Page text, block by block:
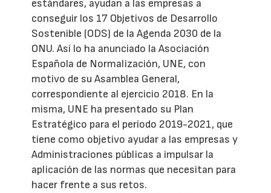
estándares, ayudan a las empresas a
conseguir los 17 Objetivos de Desarrollo
Sostenible (ODS) de la Agenda 2030 de la
ONU. Así lo ha anunciado la Asociación
Española de Normalización, UNE, con
motivo de su Asamblea General,
correspondiente al ejercicio 2018. En la
misma, UNE ha presentado su Plan
Estratégico para el período 2019-2021, que
tiene como objetivo ayudar a las empresas y
Administraciones públicas a impulsar la
aplicación de las normas que necesitan para
hacer frente a sus retos.